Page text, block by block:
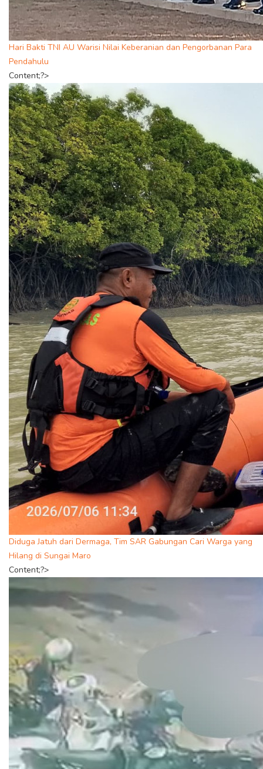
Hari Bakti TNI AU Warisi Nilai Keberanian dan Pengorbanan Para
Pendahulu
Content;?>
Diduga Jatuh dari Dermaga, Tim SAR Gabungan Cari Warga yang
Hilang di Sungai Maro
Content;?>